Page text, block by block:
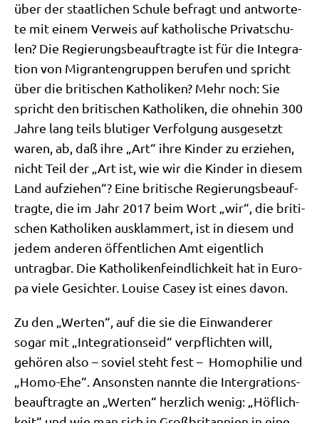
über der staat­li­chen Schu­le befragt und ant­wor­te­
te mit einem Ver­weis auf katho­li­sche Pri­vat­schu­
len? Die Regie­rungs­be­auf­trag­te ist für die Inte­gra­
ti­on von Migran­ten­grup­pen beru­fen und spricht
über die bri­ti­schen Katho­li­ken? Mehr noch: Sie
spricht den bri­ti­schen Katho­li­ken, die ohne­hin 300
Jah­re lang teils blu­ti­ger Ver­fol­gung aus­ge­setzt
waren, ab, daß ihre „Art“ ihre Kin­der zu erzie­hen,
nicht Teil der „Art ist, wie wir die Kin­der in die­sem
Land auf­zie­hen“? Eine bri­ti­sche Regie­rungs­be­auf­
trag­te, die im Jahr 2017 beim Wort „wir“, die bri­ti­
schen Katho­li­ken aus­klam­mert, ist in die­sem und
jedem ande­ren öffent­li­chen Amt eigent­lich
untrag­bar. Die Katho­li­ken­feind­lich­keit hat in Euro­
pa vie­le Gesich­ter. Loui­se Casey ist eines davon.
Zu den „Wer­ten“, auf die sie die Ein­wan­de­rer
sogar mit „Inte­gra­ti­ons­eid“ ver­pflich­ten will,
gehö­ren also – soviel steht fest – Homo­phi­lie und
„Homo-Ehe“. Anson­sten nann­te die Inter­gra­ti­ons­
be­auf­trag­te an „Wer­ten“ herz­lich wenig: „Höf­lich­